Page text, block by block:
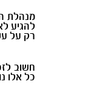
רק על
חשוב
כל אלו